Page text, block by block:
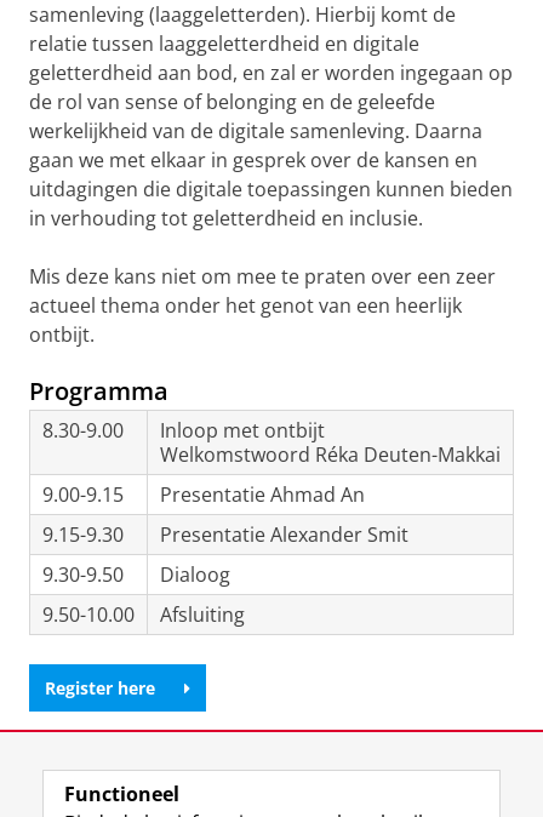
samenleving (laaggeletterden). Hierbij komt de
relatie tussen laaggeletterdheid en digitale
geletterdheid aan bod, en zal er worden ingegaan op
de rol van sense of belonging en de geleefde
werkelijkheid van de digitale samenleving. Daarna
gaan we met elkaar in gesprek over de kansen en
uitdagingen die digitale toepassingen kunnen bieden
in verhouding tot geletterdheid en inclusie.
Mis deze kans niet om mee te praten over een zeer
actueel thema onder het genot van een heerlijk
ontbijt.
Programma
8.30-9.00
Inloop met ontbijt
Welkomstwoord Réka Deuten-Makkai
9.00-9.15
Presentatie Ahmad An
9.15-9.30
Presentatie Alexander Smit
9.30-9.50
Dialoog
9.50-10.00
Afsluiting
Register here
Facebook
Functioneel